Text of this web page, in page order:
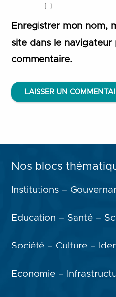
Enregistrer mon nom,
site dans le
commentaire.
LAISSER UN
Nos blocs
Institutions –
Education – Santé –
Société – Culture –
Economie –